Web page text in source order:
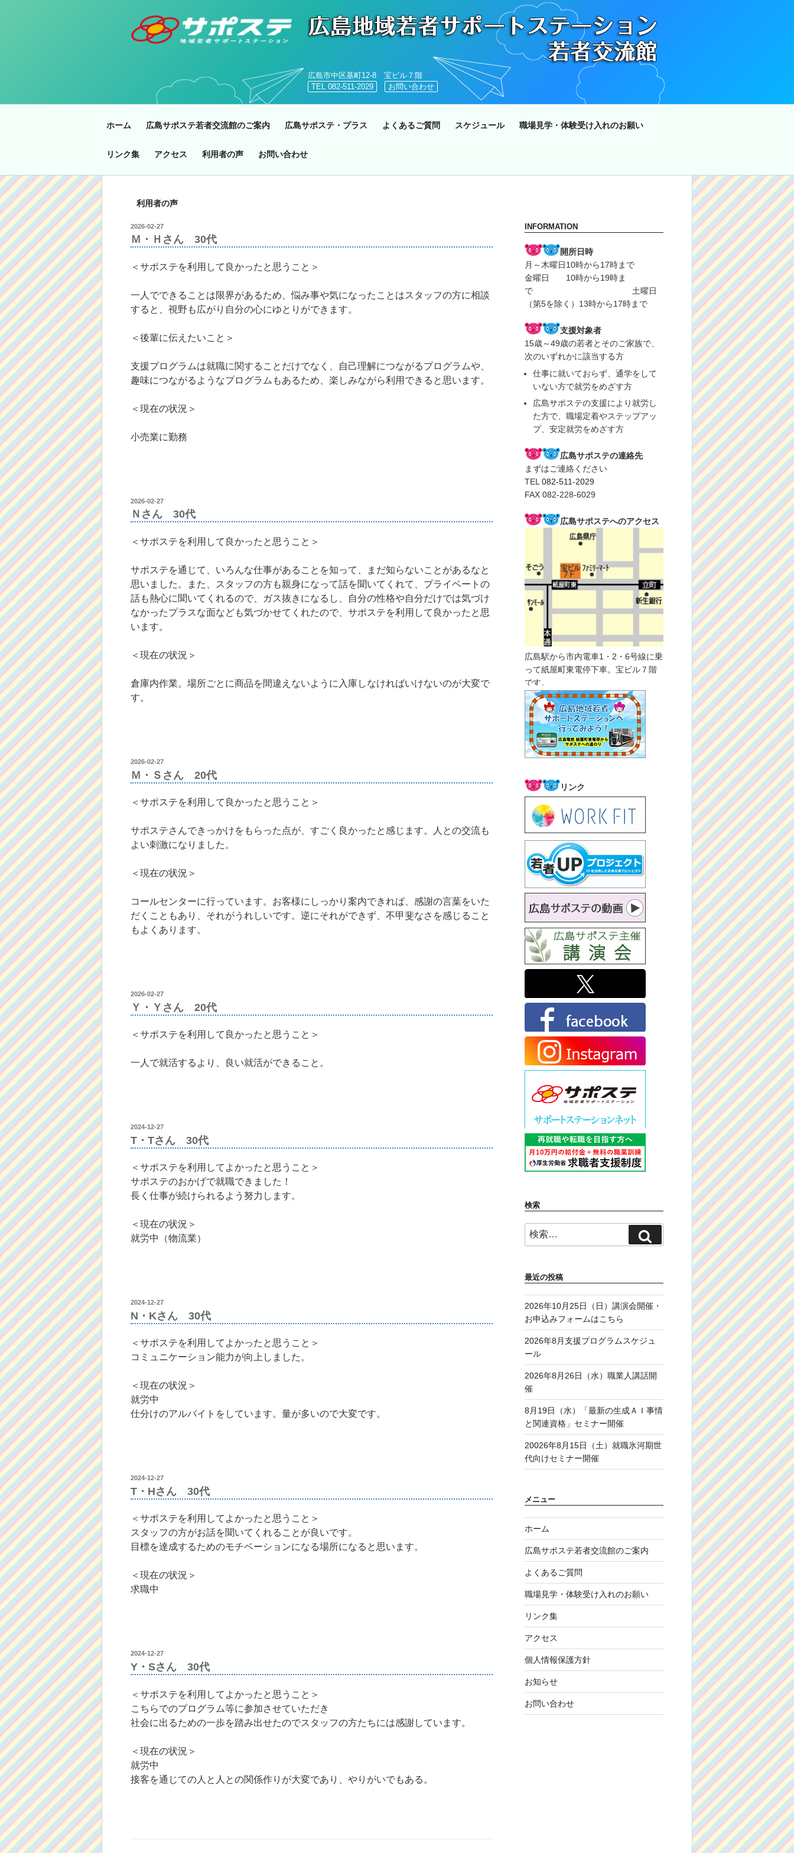
キ
広島市中区基町12-8 宝ビル７階
TEL 082-511-2029
お問い合わせ
ホーム 広島サポステ若者交流館のご案内 広島サポステ・プラス よくあるご質問 スケジュール 職場見学・体験受け入れのお願い
リンク集 アクセス 利用者の声 お問い合わせ
利用者の声
投
稿
日:
2026-02-27
Ｍ・Ｈさん 30代
＜サポステを利用して良かったと思うこと＞
一人でできることは限界があるため、悩み事や気になったことはスタッフの方に相談
すると、視野も広がり自分の心にゆとりができます。
＜後輩に伝えたいこと＞
支援プログラムは就職に関することだけでなく、自己理解につながるプログラムや、
趣味につながるようなプログラムもあるため、楽しみながら利用できると思います。
＜現在の状況＞
小売業に勤務
投
稿
日:
2026-02-27
Ｎさん 30代
＜サポステを利用して良かったと思うこと＞
サポステを通じて、いろんな仕事があることを知って、まだ知らないことがあるなと
思いました。また、スタッフの方も親身になって話を聞いてくれて、プライベートの
話も熱心に聞いてくれるので、ガス抜きになるし、自分の性格や自分だけでは気づけ
なかったプラスな面なども気づかせてくれたので、サポステを利用して良かったと思
います。
＜現在の状況＞
倉庫内作業。場所ごとに商品を間違えないように入庫しなければいけないのが大変で
す。
投
稿
日:
2026-02-27
Ｍ・Ｓさん 20代
＜サポステを利用して良かったと思うこと＞
サポステさんできっかけをもらった点が、すごく良かったと感じます。人との交流も
よい刺激になりました。
＜現在の状況＞
コールセンターに行っています。お客様にしっかり案内できれば、感謝の言葉をいた
だくこともあり、それがうれしいです。逆にそれができず、不甲斐なさを感じること
もよくあります。
投
稿
日:
2026-02-27
Ｙ・Ｙさん 20代
＜サポステを利用して良かったと思うこと＞
一人で就活するより、良い就活ができること。
投
稿
日:
2024-12-27
T・Tさん 30代
＜サポステを利用してよかったと思うこと＞
サポステのおかげで就職できました！
長く仕事が続けられるよう努力します。
＜現在の状況＞
就労中（物流業）
投
稿
日:
2024-12-27
N・Kさん 30代
＜サポステを利用してよかったと思うこと＞
コミュニケーション能力が向上しました。
＜現在の状況＞
就労中
仕分けのアルバイトをしています。量が多いので大変です。
投
稿
日:
2024-12-27
T・Hさん 30代
＜サポステを利用してよかったと思うこと＞
スタッフの方がお話を聞いてくれることが良いです。
目標を達成するためのモチベーションになる場所になると思います。
＜現在の状況＞
求職中
投
稿
日:
2024-12-27
Y・Sさん 30代
＜サポステを利用してよかったと思うこと＞
こちらでのプログラム等に参加させていただき
社会に出るための一歩を踏み出せたのでスタッフの方たちには感謝しています。
＜現在の状況＞
就労中
接客を通じての人と人との関係作りが大変であり、やりがいでもある。
INFORMATION
開所日時
月～木曜日10時から17時まで
金曜日 10時から19時ま
で 土曜日
（第5を除く）13時から17時まで
支援対象者
15歳～49歳の若者とそのご家族で、
次のいずれかに該当する方
仕事に就いておらず、通学をして
いない方で就労をめざす方
広島サポステの支援により就労し
た方で、職場定着やステップアッ
プ、安定就労をめざす方
広島サポステの連絡先
まずはご連絡ください
TEL082-511-2029
FAX 082-228-6029
広島サポステへのアクセス
広島駅から市内電車1・2・6号線に乗
って紙屋町東電停下車。宝ビル７階
です。
リンク
検索
検
最近の投稿
2026年10月25日（日）講演会開催・
お申込みフォームはこちら
2026年8月支援プログラムスケジュ
ール
2026年8月26日（水）職業人講話開
催
8月19日（水）「最新の生成ＡＩ事情
と関連資格」セミナー開催
20026年8月15日（土）就職氷河期世
代向けセミナー開催
メニュー
ホーム
広島サポステ若者交流館のご案内
よくあるご質問
職場見学・体験受け入れのお願い
リンク集
アクセス
個人情報保護方針
お知らせ
お問い合わせ